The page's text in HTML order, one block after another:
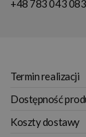
+48 783 043 083
Termin realizacji
Dostępność
Koszty dostawy